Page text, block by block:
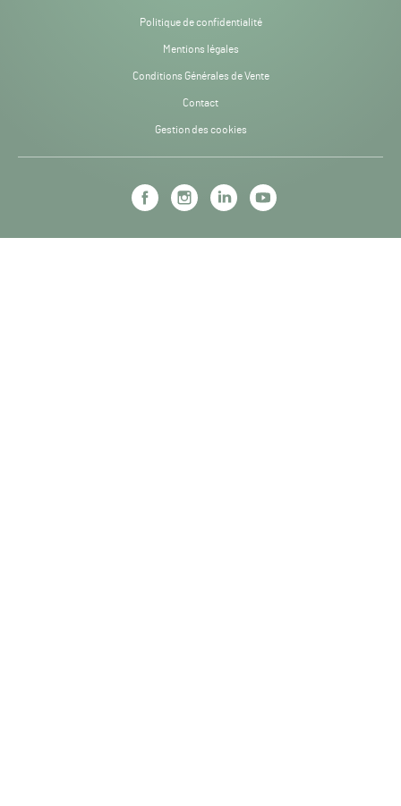
Politique de confidentialité
Mentions légales
Conditions Générales de Vente
Contact
Gestion des cookies